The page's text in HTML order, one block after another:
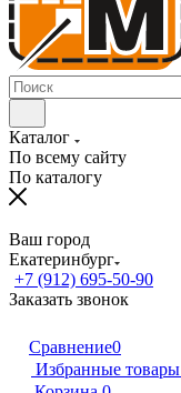
Каталог
По всему сайту
По каталогу
Ваш город
Екатеринбург
+7 (912) 695-50-90
Заказать звонок
Сравнение0
Избранные товары